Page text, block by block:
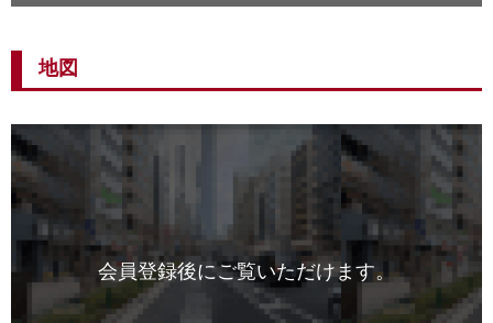
地図
会員登録後にご覧いただけます。